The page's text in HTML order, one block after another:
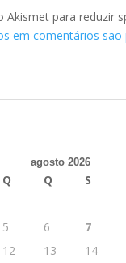
Akismet para reduzir
em comentários são
agosto 2026
Q Q S
5 6 7
12 13 14